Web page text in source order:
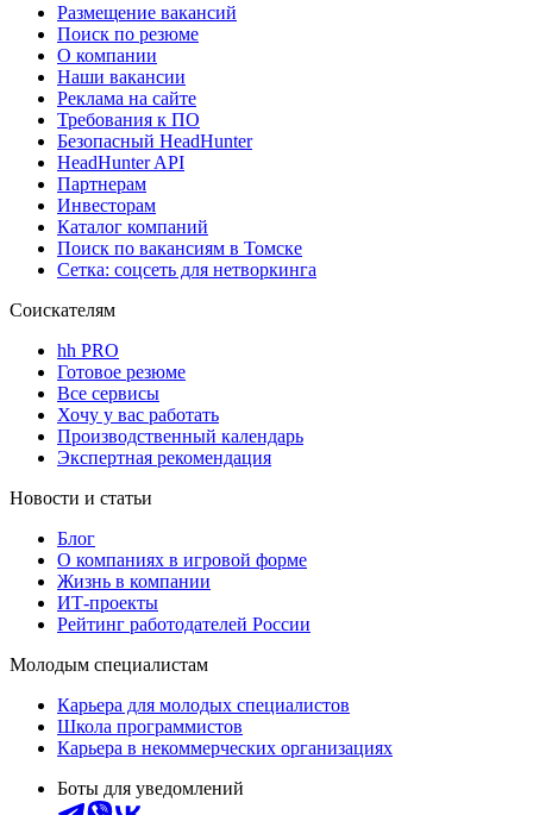
Размещение вакансий
Поиск по резюме
О компании
Наши вакансии
Реклама на сайте
Требования к ПО
Безопасный HeadHunter
HeadHunter API
Партнерам
Инвесторам
Каталог компаний
Поиск по вакансиям в Томске
Сетка: соцсеть для нетворкинга
Соискателям
hh PRO
Готовое резюме
Все сервисы
Хочу у вас работать
Производственный календарь
Экспертная рекомендация
Новости и статьи
Блог
О компаниях в игровой форме
Жизнь в компании
ИТ-проекты
Рейтинг работодателей России
Молодым специалистам
Карьера для молодых специалистов
Школа программистов
Карьера в некоммерческих организациях
Боты для уведомлений